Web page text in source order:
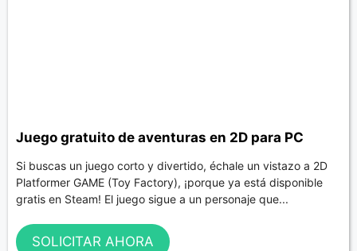
Juego gratuito de aventuras en 2D para PC
Si buscas un juego corto y divertido, échale un vistazo a 2D
Platformer GAME (Toy Factory), ¡porque ya está disponible
gratis en Steam! El juego sigue a un personaje que...
SOLICITAR AHORA